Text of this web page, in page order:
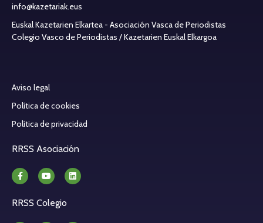
info@kazetariak.eus
Euskal Kazetarien Elkartea - Asociación Vasca de Periodistas
Colegio Vasco de Periodistas / Kazetarien Euskal Elkargoa
Aviso legal
Política de cookies
Política de privacidad
RRSS Asociación
RRSS Colegio